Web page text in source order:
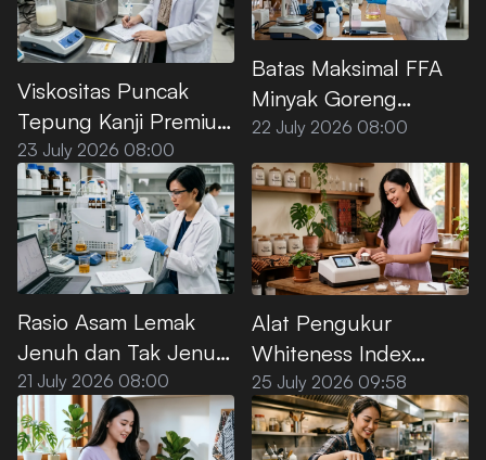
Viskositas Puncak
Tepung Kanji Premium
saat Dipanaskan di Air
23 July 2026 08:00
Batas Maksimal FFA
Minyak Goreng
Premium Menurut SNI
22 July 2026 08:00
Rasio Asam Lemak
Jenuh dan Tak Jenuh
pada Minyak Sawit
Premium
21 July 2026 08:00
Alat Pengukur
Whiteness Index
Tepung Kanji Premium
25 July 2026 09:58